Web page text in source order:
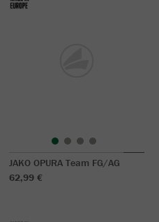
JAKO OPURA Team FG/AG
62,99 €